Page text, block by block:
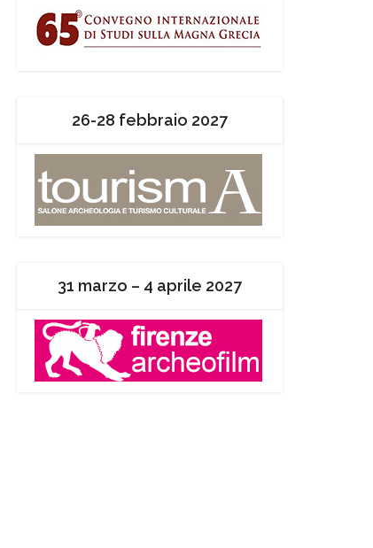
26-28 febbraio 2027
31 marzo – 4 aprile 2027